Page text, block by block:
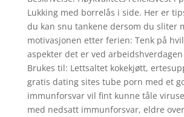
Lukking med borrelås i side. Her er
du kan snu tankene dersom du sliter
motivasjonen etter ferien: Tenk på
aspekter det er ved arbeidshverdagen
Brukes til: Lettsaltet kokekjøtt,
gratis dating sites tube porn med et
immunforsvar vil fint kunne tåle
med nedsatt immunforsvar, eldre